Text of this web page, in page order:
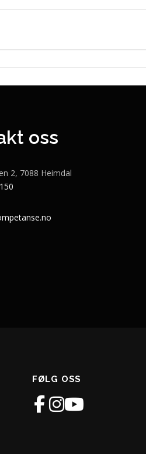
oss
2, 7088 Heimdal
FØLG OSS